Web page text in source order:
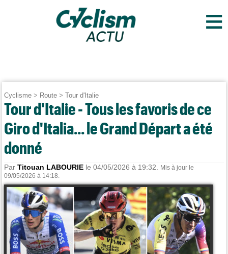
≡
Cyclisme > Route >Tour d'Italie
Tour d'Italie - Tous les favoris de ce
Giro d'Italia... le Grand Départ a été
donné
ParTitouan LABOURIE le 04/05/2026 à 19:32.
Mis à jour le
09/05/2026 à 14:18.